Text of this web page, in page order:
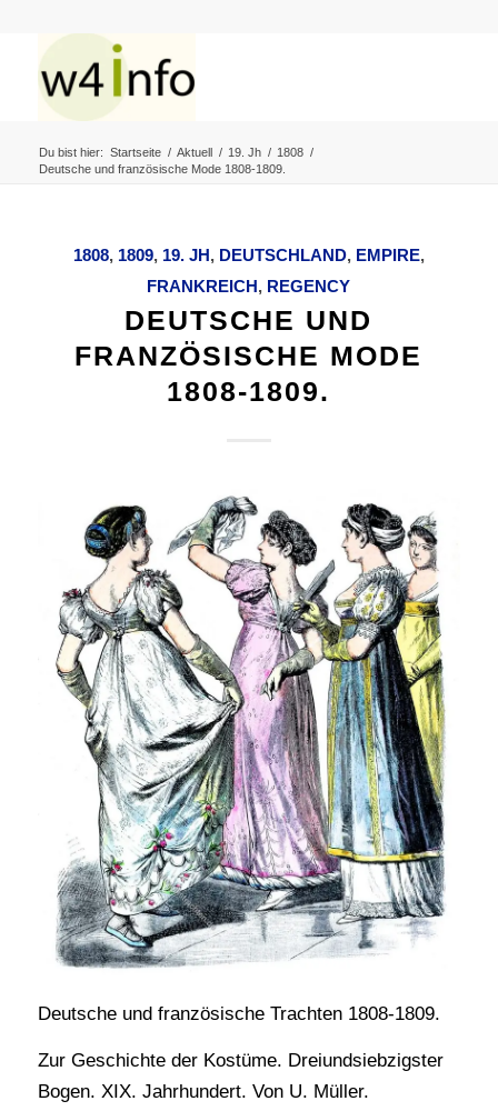
Du bist hier: Startseite / Aktuell / 19. Jh / 1808 /
Deutsche und französische Mode 1808-1809.
1808, 1809, 19. JH, DEUTSCHLAND, EMPIRE,
FRANKREICH, REGENCY
DEUTSCHE UND
FRANZÖSISCHE MODE
1808-1809.
Deutsche und französische Trachten 1808-1809.
Zur Geschichte der Kostüme. Dreiundsiebzigster
Bogen. XIX. Jahrhundert. Von U. Müller.